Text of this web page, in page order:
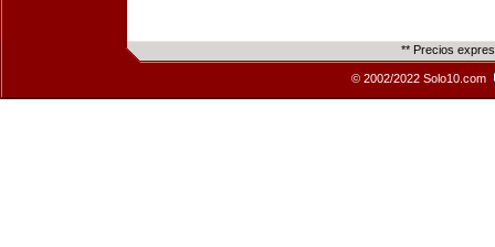
** Precios
© 2002/2022 Solo10.com